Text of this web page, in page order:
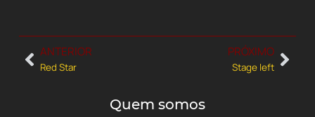
ANTERIOR
Red Star
PRÓXIMO
Stage left
Quem somos